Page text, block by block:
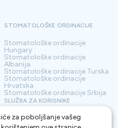
za poboljšanje vašeg
STOMATOLOŠKE ORDINACIJE
Stomatološke ordinacije
Hungary
Stomatološke ordinacije
Albanija
Stomatološke ordinacije Turska
Stomatološke ordinacije
Hrvatska
Stomatološke ordinacije Srbija
SLUŽBA ZA KORISNIKE
Odredbe i uvjeti
Politika privatnosti